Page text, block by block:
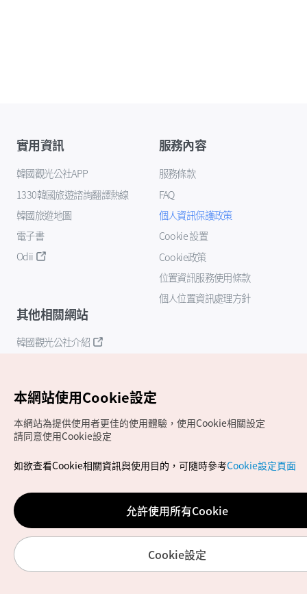
實用資訊
韓國觀光公社APP
1330韓國旅遊諮詢翻譯熱線
韓國旅遊地圖
電子書
Odii
服務內容
服務條款
FAQ
個人資訊保護政策
Cookie 設置
Cookie政策
位置資訊服務使用條款
個人位置資訊處理方針
其他相關網站
韓國觀光公社介紹
Copyrights (c) 韓國觀光公社版權所有
如有相關疑問或建議，歡迎來信至官方信箱
chinese_big5@knto.or.kr
本網站使用Cookie設定
本網站為提供使用者更佳的使用體驗，使用Cookie相關設定
請同意使用Cookie設定
如欲查看Cookie相關資訊與使用目的，可隨時參考Cookie設定頁面
允許使用所有Cookie
Cookie設定